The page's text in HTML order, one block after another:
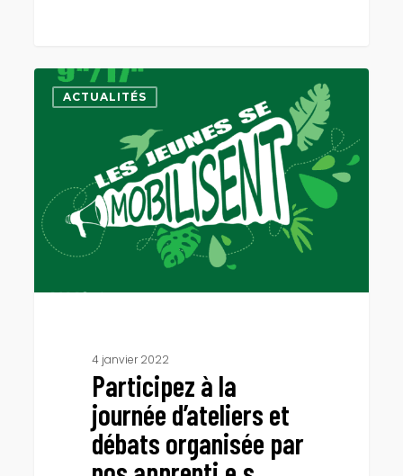
Participez
débats
organisée
par
apprenti.e.s
missions
ACTUALITÉS
4 janvier 2022
Participez à la
journée d’ateliers et
débats organisée par